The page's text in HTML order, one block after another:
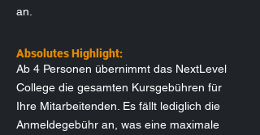
an.
Absolutes Highlight:
Ab 4 Personen übernimmt das NextLevel
College die gesamten Kursgebühren für
Ihre Mitarbeitenden. Es fällt lediglich die
Anmeldegebühr an, was eine maximale